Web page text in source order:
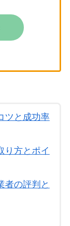
ツと成功率
り方とポイ
者の評判と